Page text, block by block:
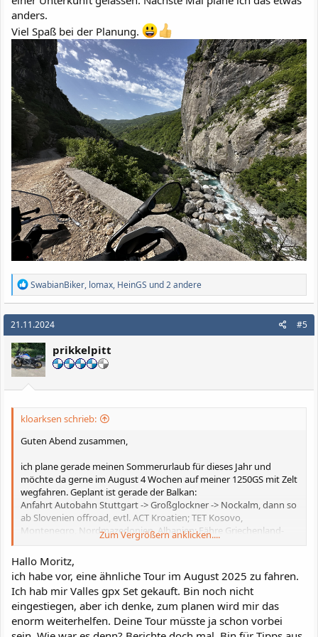
anders.
Viel Spaß bei der Planung.
R
e
a
k
t
i
o
n
e
n
SwabianBiker, lomax, HeinGS und 2 andere
21.11.2024 #5
prikkelpitt
kloarksen schrieb:
Guten Abend zusammen,
ich plane gerade meinen Sommerurlaub für dieses Jahr und
möchte da gerne im August 4 Wochen auf meiner 1250GS mit Zelt
wegfahren. Geplant ist gerade der Balkan:
Anfahrt Autobahn Stuttgart -> Großglockner -> Nockalm, dann so
ab Slovenien offroad, evtl. ACT Kroatien; TET Kosovo,
Montenegro, Nordmazedonien, Albanien; Fähre Griechenland-
Venedig; Autobahn und evtl. noch 2-3 Alpenpässe zurück nach
Stuttgart.
Plan B wären die Pyrenäen, falls bis dahin nicht irgendwas
dramatisches gegen ersteres sprechen sollte.
Unterwegs wäre ich wohl alleine, falls aber hier jemand mitfahren
möchte, würde ich mich freuen.
Zum Vergrößern anklicken....
Hallo Moritz,
ich habe vor, eine ähnliche Tour im August 2025 zu fahren.
Ich hab mir Valles gpx Set gekauft. Bin noch nicht
eingestiegen, aber ich denke, zum planen wird mir das
enorm weiterhelfen. Deine Tour müsste ja schon vorbei